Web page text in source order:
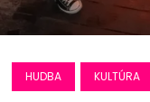
HUDBA KULTÚRA